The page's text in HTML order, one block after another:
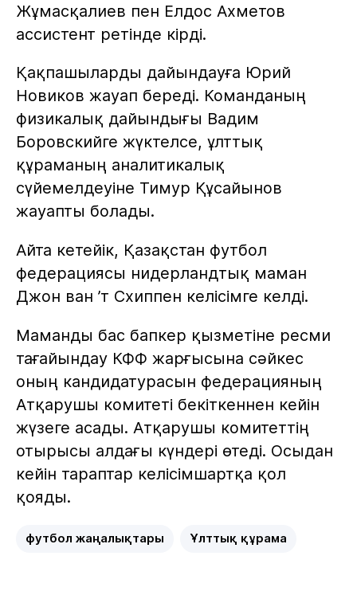
Жұмасқалиев пен Елдос Ахметов
ассистент ретінде кірді.
Қақпашыларды дайындауға Юрий
Новиков жауап береді. Команданың
физикалық дайындығы Вадим
Боровскийге жүктелсе, ұлттық
құраманың аналитикалық
сүйемелдеуіне Тимур Құсайынов
жауапты болады.
Айта кетейік, Қазақстан футбол
федерациясы нидерландтық маман
Джон ван ’т Схиппен келісімге келді.
Маманды бас бапкер қызметіне ресми
тағайындау КФФ жарғысына сәйкес
оның кандидатурасын федерацияның
Атқарушы комитеті бекіткеннен кейін
жүзеге асады. Атқарушы комитеттің
отырысы алдағы күндері өтеді. Осыдан
кейін тараптар келісімшартқа қол
қояды.
футбол жаңалықтары Ұлттық құрама